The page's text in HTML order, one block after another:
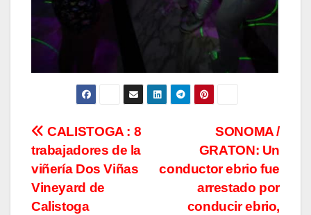
Navegación
de
entradas
SONOMA /
GRATON: Un
conductor ebrio fue
arrestado por
conducir ebrio,
CALISTOGA : 8
trabajadores de la
viñería Dos Viñas
Vineyard de
Calistoga